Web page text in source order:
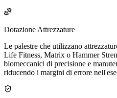
Dotazione Attrezzature
Le palestre che utilizzano
Life Fitness, Matrix o Hammer
biomeccanici di precisione e
riducendo i margini di errore